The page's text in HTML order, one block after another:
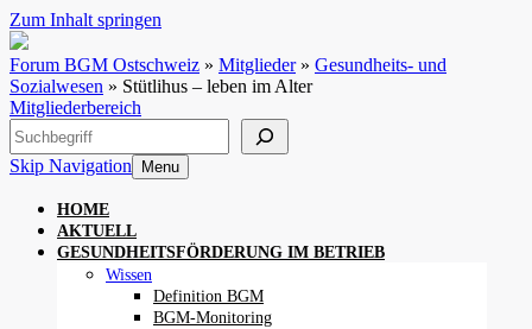
Zum Inhalt springen
Forum BGM Ostschweiz » Mitglieder» Gesundheits- und
Sozialwesen » Stütlihus – leben im Alter
Mitgliederbereich
Suchen
Skip Navigation
Menu
HOME
AKTUELL
GESUNDHEITSFÖRDERUNG IM BETRIEB
Wissen
Definition BGM
BGM-Monitoring